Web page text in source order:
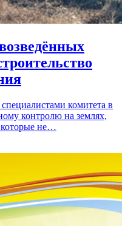
комитета в
контролю на землях,
которые не…